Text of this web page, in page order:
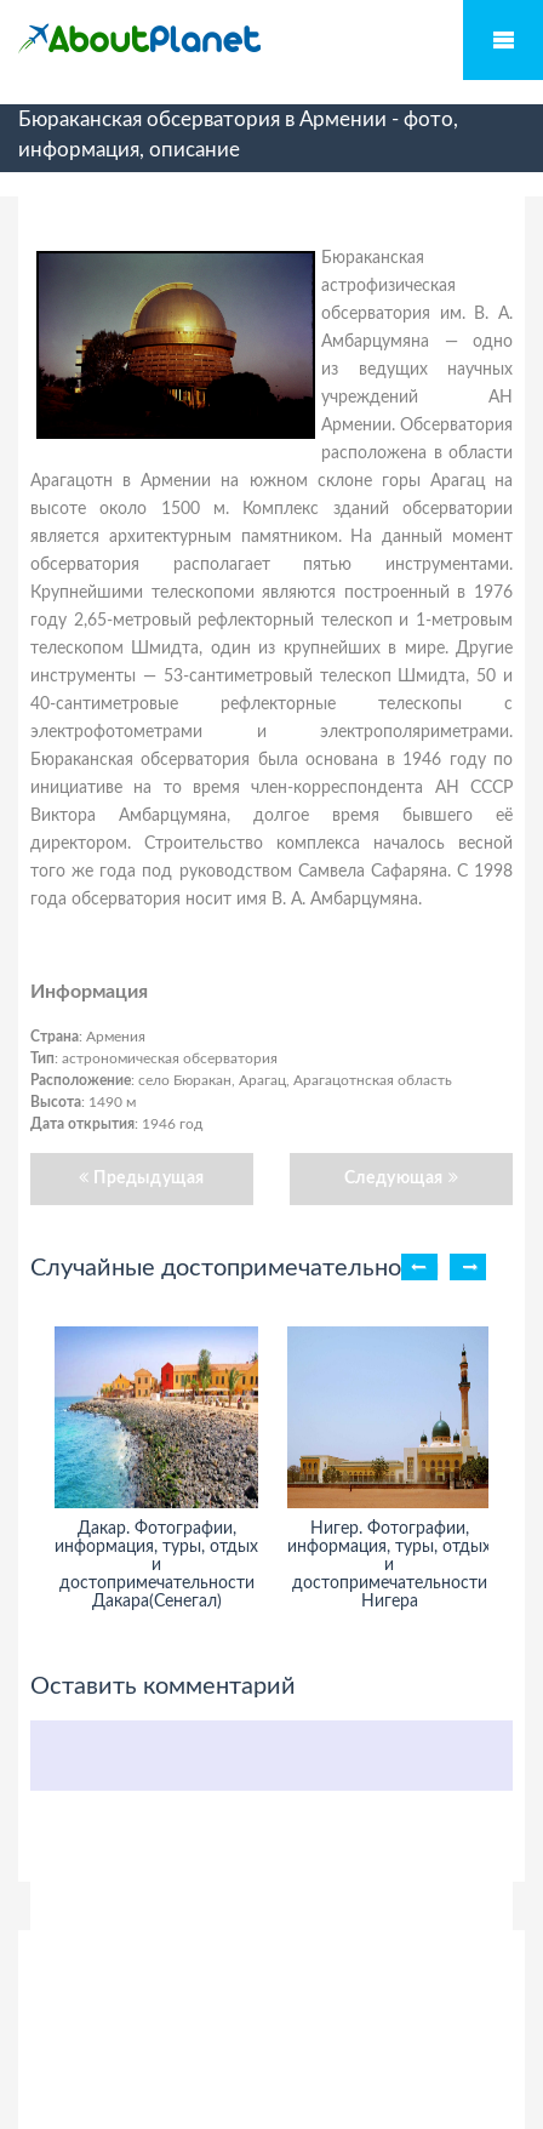
Бюраканская обсерватория в Армении - фото,
информация, описание
Бюраканская
астрофизическая
обсерватория им. В. А.
Амбарцумяна — одно
из ведущих научных
учреждений АН
Армении. Обсерватория
расположена в области
Арагацотн в Армении на южном склоне горы Арагац на
высоте около 1500 м. Комплекс зданий обсерватории
является архитектурным памятником. На данный момент
обсерватория располагает пятью инструментами.
Крупнейшими телескопоми являются построенный в 1976
году 2,65-метровый рефлекторный телескоп и 1-метровым
телескопом Шмидта, один из крупнейших в мире. Другие
инструменты — 53-сантиметровый телескоп Шмидта, 50 и
40-сантиметровые рефлекторные телескопы с
электрофотометрами и электрополяриметрами.
Бюраканская обсерватория была основана в 1946 году по
инициативе на то время член-корреспондента АН СССР
Виктора Амбарцумяна, долгое время бывшего её
директором. Строительство комплекса началось весной
того же года под руководством Самвела Сафаряна. С 1998
года обсерватория носит имя В. А. Амбарцумяна.
Информация
Страна: Армения
Тип: астрономическая обсерватория
Расположение: село Бюракан, Арагац, Арагацотнская область
Высота: 1490 м
Дата открытия: 1946 год
Предыдущая Следующая
Случайные достопримечательности
Дакар. Фотографии,
информация, туры, отдых
и
достопримечательности
Дакара(Сенегал)
Нигер. Фотографии,
информация, туры, отдых
и
достопримечательности
Нигера
Оставить комментарий